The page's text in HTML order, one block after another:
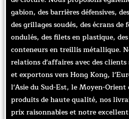
gabion, des barrières défensives,
des grillages soudés, des écrans
ondulés, des filets en plastique,
conteneurs en treillis métallique.
relations d'affaires avec des
et exportons vers Hong Kong,
l'Asie du Sud-Est, le Moyen-
produits de haute qualité, nos
prix raisonnables et notre